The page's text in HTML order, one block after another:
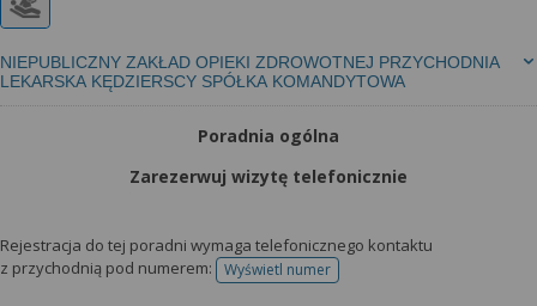
NIEPUBLICZNY ZAKŁAD OPIEKI ZDROWOTNEJ PRZYCHODNIA
LEKARSKA KĘDZIERSCY SPÓŁKA KOMANDYTOWA
Poradnia ogólna
Zarezerwuj wizytę telefonicznie
Rejestracja do tej poradni wymaga telefonicznego kontaktu
z przychodnią pod numerem:
Wyświetl numertelefonu do rejestracji